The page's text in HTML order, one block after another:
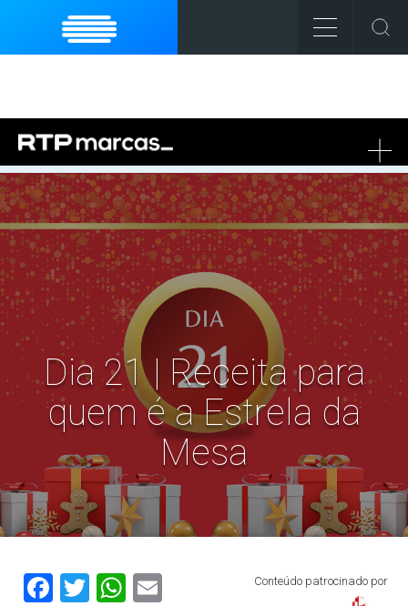
Dia 21 | Receita para
quem é a Estrela da
Mesa
Facebook
TwitterWhatsAppConteúdo patrocinado por